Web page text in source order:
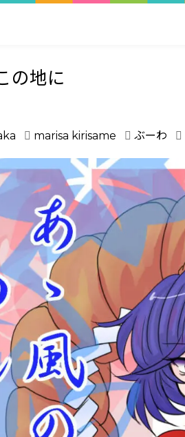
の地に
marisa kirisame ぶーわ